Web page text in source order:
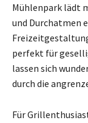
Mühlenpark lädt
und Durchatmen
perfekt für
lassen sich
durch die
Für